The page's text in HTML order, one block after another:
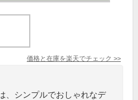
価格と在庫を楽天でチェック >>
、シンプルでおしゃれなデ